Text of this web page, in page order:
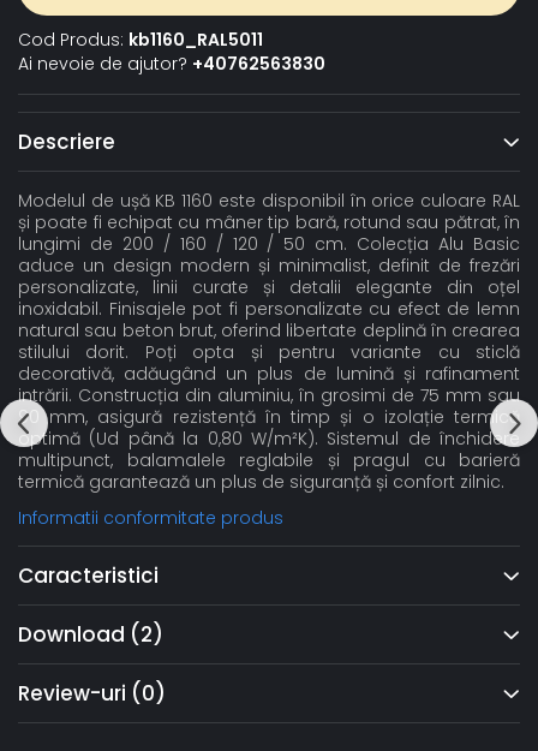
Cod Produs: kb1160_RAL5011
Ai nevoie de ajutor? +40762563830
Descriere
Modelul de ușă KB 1160 este disponibil în orice culoare RAL
și poate fi echipat cu mâner tip bară, rotund sau pătrat, în
lungimi de 200 / 160 / 120 / 50 cm. Colecția Alu Basic
aduce un design modern și minimalist, definit de frezări
personalizate, linii curate și detalii elegante din oțel
inoxidabil. Finisajele pot fi personalizate cu efect de lemn
natural sau beton brut, oferind libertate deplină în crearea
stilului dorit. Poți opta și pentru variante cu sticlă
decorativă, adăugând un plus de lumină și rafinament
intrării. Construcția din aluminiu, în grosimi de 75 mm sau
90 mm, asigură rezistență în timp și o izolație termică
optimă (Ud până la 0,80 W/m²K). Sistemul de închidere
multipunct, balamalele reglabile și pragul cu barieră
termică garantează un plus de siguranță și confort zilnic.
Informatii conformitate produs
Caracteristici
Download (2)
Review-uri (0)